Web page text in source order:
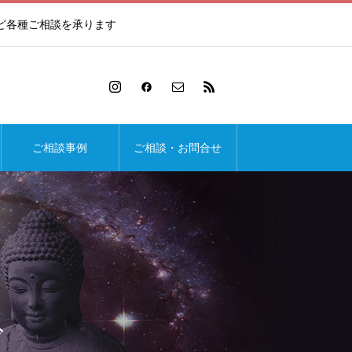
各種ご相談を承ります
ご相談事例 ご相談・お問合せ